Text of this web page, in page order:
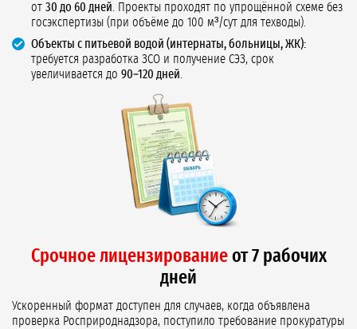
от 30 до 60 дней . Проекты проходят по упрощённой схеме без
госэкспертизы (при объёме до 100 м³/сут для техводы).
Объекты с питьевой водой (интернаты, больницы, ЖК):
требуется разработка ЗСО и получение СЭЗ, срок
увеличивается до 90–120 дней
Срочное лицензированиеот 7 рабочих
дней
Ускоренный формат доступен для случаев, когда объявлена
проверка Росприроднадзора, поступило требование прокуратуры